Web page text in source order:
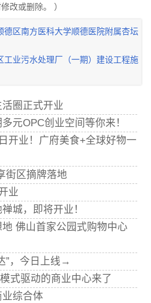
改或删除。 ）
德区南方医科大学顺德医院附属杏坛
工业污水处理厂（一期）建设工程施
圈正式开业
元OPC创业空间等你来！
开业！广府美食+全球好物一
街区摘牌落地
业
城，即将开业！
佛山首家公园式购物中心
”，今日上线→
式驱动的商业中心来了
综合体